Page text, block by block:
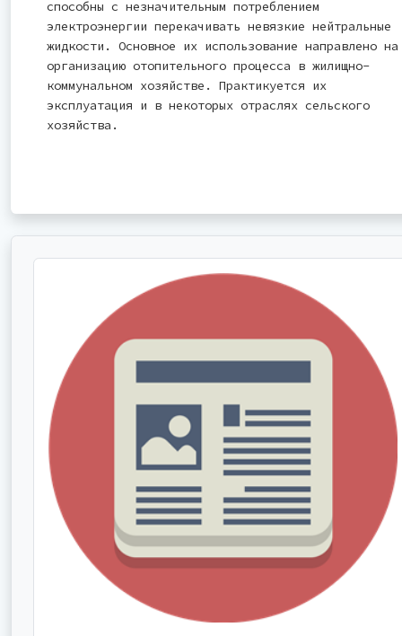
способны с незначительным потреблением
электроэнергии перекачивать невязкие нейтральные
жидкости. Основное их использование направлено на
организацию отопительного процесса в жилищно-
коммунальном хозяйстве. Практикуется их
эксплуатация и в некоторых отраслях сельского
хозяйства.